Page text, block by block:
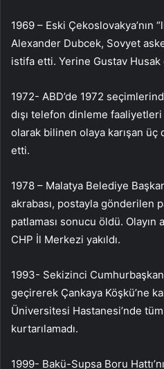
1969 – Eski Çekoslovakya’nın
Alexander Dubcek, Sovyet
istifa etti. Yerine Gustav Husak
1972- ABD’de 1972
dışı telefon dinleme
olarak bilinen olaya karışan üç
etti.
1978 – Malatya Belediye
akrabası, postayla gönderilen
patlaması sonucu öldü. Olayın
CHP İl Merkezi yakıldı.
1993- Sekizinci
geçirerek Çankaya Köşkü’ne
Üniversitesi Hastanesi’nde
kurtarılamadı.
1999- Bakü-Supsa Boru